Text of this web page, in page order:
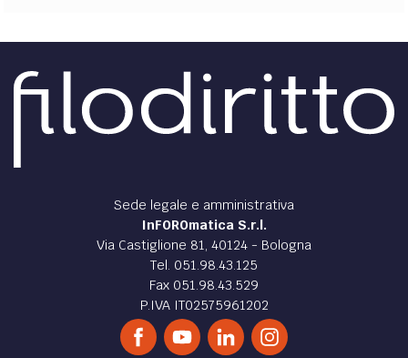
Sede legale e amministrativa
InFOROmatica S.r.l.
Via Castiglione 81, 40124 - Bologna
Tel. 051.98.43.125
Fax 051.98.43.529
P.IVA IT02575961202